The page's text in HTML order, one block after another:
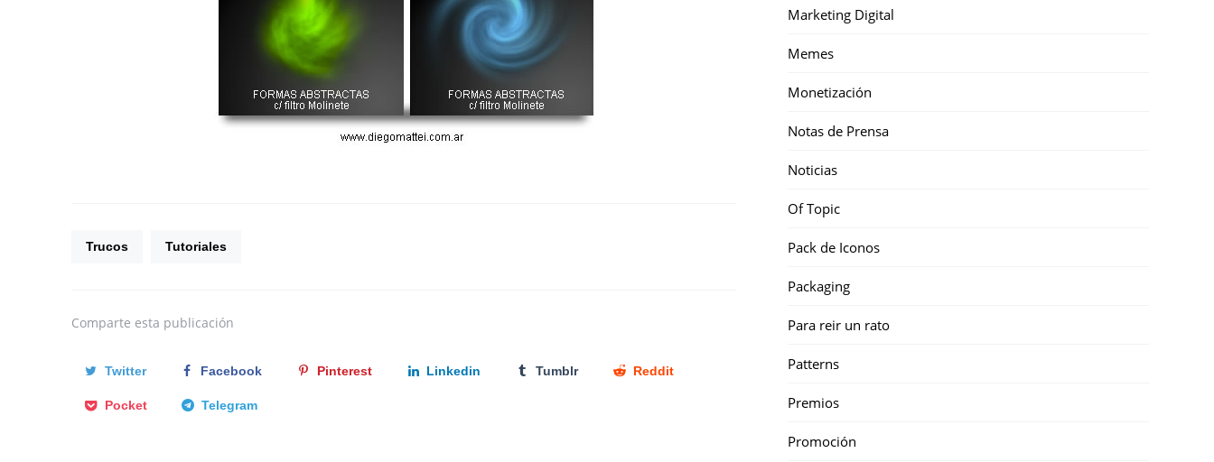
Trucos Tutoriales
Comparte esta publicación
Twitter Facebook Pinterest Linkedin Tumblr Reddit
Pocket Telegram
Marketing Digital
Memes
Monetización
Notas de Prensa
Noticias
Of Topic
Pack de Iconos
Packaging
Para reir un rato
Patterns
Premios
Promoción